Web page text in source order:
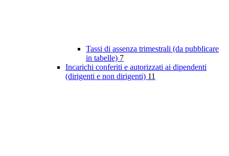
Tassi di assenza trimestrali (da pubblicare
in tabelle) 7
Incarichi conferiti e autorizzati ai dipendenti
(dirigenti e non dirigenti) 11